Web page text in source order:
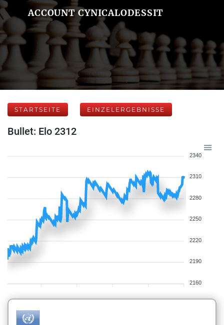
ACCOUNT CYNICALODESSIT
STARTSEITE EINZELERGEBNISSE
Bullet: Elo 2312
2340
2310
2280
2250
2220
2190
2160